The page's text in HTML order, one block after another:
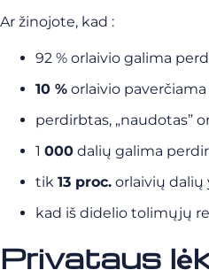
Ar žinojote, kad :
92 % orlaivio galima
10 % orlaivio
perdirbtas, „naudotas”
1 000 dalių galima
tik 13 proc. orlaivių
kad iš didelio tolimųjų
Privataus